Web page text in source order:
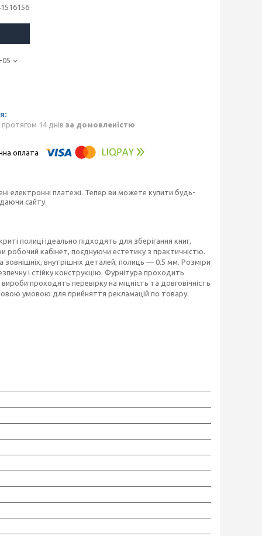
05
14 днів за домовленістю
електронні платежі. Тепер ви можете купити будь-
сайту.
полиці ідеально підходять для зберігання книг,
кабінет, поєднуючи естетику з практичністю.
внутрішніх деталей, полиць — 0.5 мм. Розміри
і стійку конструкцію. Фурнітура проходить
проходять перевірку на міцність та довговічність
умовою для прийняття рекламацій по товару.